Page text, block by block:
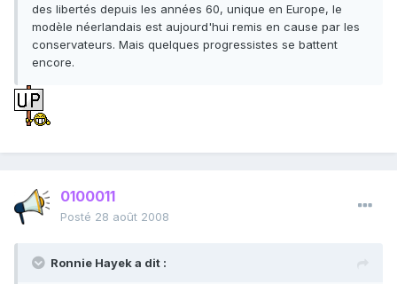
des libertés depuis les années 60, unique en Europe, le
modèle néerlandais est aujourd'hui remis en cause par les
conservateurs. Mais quelques progressistes se battent
encore.
0100011
Posté 28 août 2008
Ronnie Hayek a dit :